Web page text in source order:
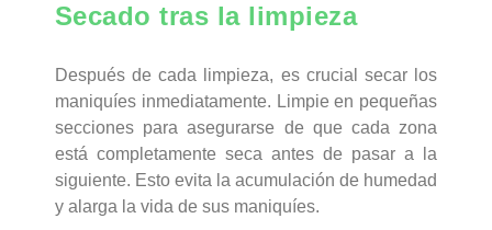
Secado tras la limpieza
Después de cada limpieza, es crucial secar los
maniquíes inmediatamente. Limpie en pequeñas
secciones para asegurarse de que cada zona
está completamente seca antes de pasar a la
siguiente. Esto evita la acumulación de humedad
y alarga la vida de sus maniquíes.